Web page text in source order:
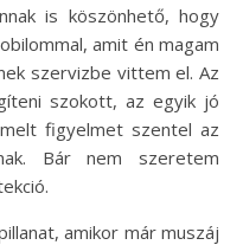
is köszönhető, hogy
amit én magam
szervizbe vittem el. Az
szokott, az egyik jó
figyelmet szentel az
Bár nem szeretem
amikor már muszáj